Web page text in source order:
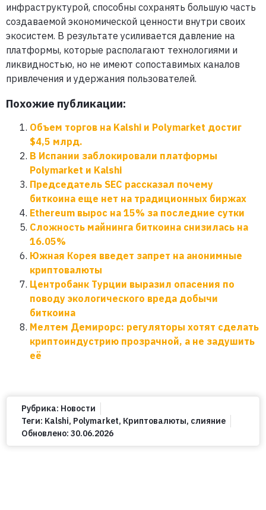
инфраструктурой, способны сохранять большую часть
создаваемой экономической ценности внутри своих
экосистем. В результате усиливается давление на
платформы, которые располагают технологиями и
ликвидностью, но не имеют сопоставимых каналов
привлечения и удержания пользователей.
Похожие публикации:
Объем торгов на Kalshi и Polymarket достиг
$4,5 млрд.
В Испании заблокировали платформы
Polymarket и Kalshi
Председатель SEC рассказал почему
биткоина еще нет на традиционных биржах
Ethereum вырос на 15% за последние сутки
Сложность майнинга биткоина снизилась на
16.05%
Южная Корея введет запрет на анонимные
криптовалюты
Центробанк Турции выразил опасения по
поводу экологического вреда добычи
биткоина
Мелтем Демирорс: регуляторы хотят сделать
криптоиндустрию прозрачной, а не задушить
её
Рубрика: Новости
Теги: Kalshi, Polymarket, Криптовалюты, слияние
Обновлено: 30.06.2026